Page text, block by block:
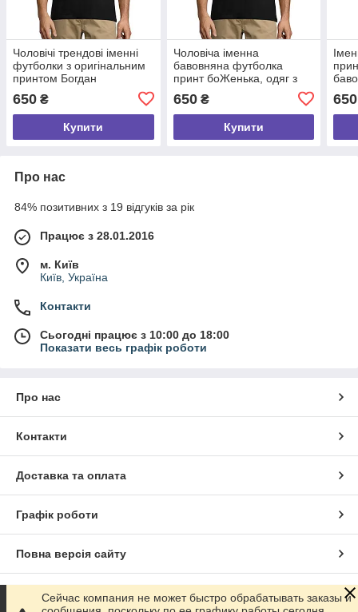
Чоловічі трендові іменні
футболки з оригінальним
принтом Богдан
розмір S
650 ₴
Купити
Чоловіча іменна
бавовняна футболка
принт боЖенька, одяг з
розмір S
650₴
Купити
650
Про нас
84% позитивних з 19 відгуків за рік
Працює з 28.01.2016
м. Київ
Київ, Україна
Контакти
Сьогодні працює з 10:00 до 18:00
Показати весь графік роботи
Про нас
Контакти
Доставка та оплата
Графік роботи
Повна версія сайту
Сайт створено на маркетплейсі Prom.ua
Сейчас компания не может быстро обрабатывать заказы и